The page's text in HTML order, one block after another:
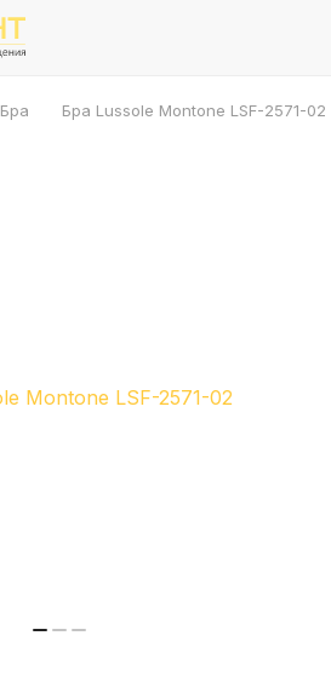
Бра Бра Lussole Montone LSF-2571-02